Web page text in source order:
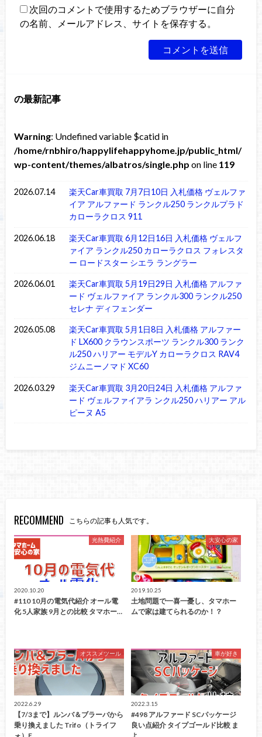
次回のコメントで使用するためブラウザーに自分
の名前、メールアドレス、サイトを保存する。
の最新記事
Warning: Undefined variable $catid in
/home/rnbhiro/happylifehappyhome.jp/public_html/
wp-content/themes/albatros/single.php on line 119
2026.07.14
楽天Car車買取 7月7日10日 入札価格 ヴェルファ
イア アルファード ランクル250 ランクルプラド
カローラクロス 911
2026.06.18
楽天Car車買取 6月12日16日 入札価格 ヴェルフ
ァイア ランクル250 カローラクロス フォレスタ
ー ロードスター シエラ ラングラー
2026.06.01
楽天Car車買取 5月19日29日 入札価格 アルファ
ード ヴェルファイア ランクル300 ランクル250
セレナ ディフェンダー
2026.05.08
楽天Car車買取 5月1日8日 入札価格 アルファー
ド LX600 クラウンスポーツ ランクル300 ランク
ル250 ハリアー モデルY カローラクロス RAV4
ジムニーノマド XC60
2026.03.29
楽天Car車買取 3月20日24日 入札価格 アルファ
ード ヴェルファイアラ ンクル250 ハリアー アル
ピーヌ A5
RECOMMEND こちらの記事も人気です。
光熱費紹介
2020.10.20
#110 10月の電気代紹介 オール電
化 5人家族 9月との比較 タマホー…
大安心の家
2019.10.25
土地問題で一喜一憂し、タマホー
ムで家は建てられるのか！？
オススメツール
2022.6.29
【7/3まで】ルンバ＆ブラーバから
乗り換えました Trifo（トライフ
車が好き
2022.3.15
#498 アルファード SCパッケージ
良い点紹介 タイプゴールド比較 ま